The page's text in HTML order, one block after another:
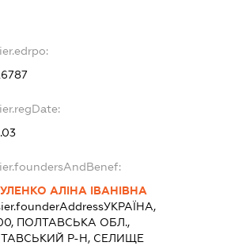
АЛІНА ІВАНІВНА
УКРАЇНА,
ПОЛТАВСЬКА ОБЛ.,
Р-Н, СЕЛИЩЕ